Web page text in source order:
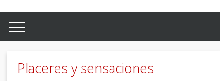
Placeres y sensaciones